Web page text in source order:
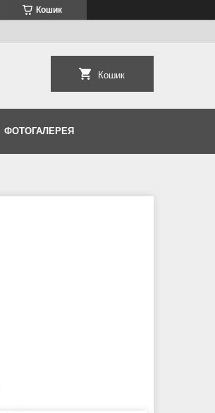
Кошик
Кошик
ФОТОГАЛЕРЕЯ